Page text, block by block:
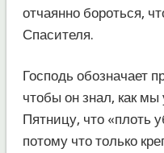
отчаянно бороться,
Спасителя.
Господь обозначает
чтобы он знал, как
Пятницу, что «плоть
потому что только